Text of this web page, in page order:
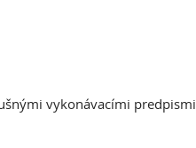
vykonávacími predpismi